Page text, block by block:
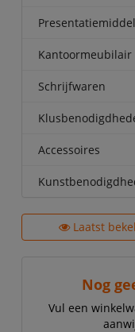
Kantoormeubilair
Schrijfwaren
Accessoires
Laatst
Nog
Vul een